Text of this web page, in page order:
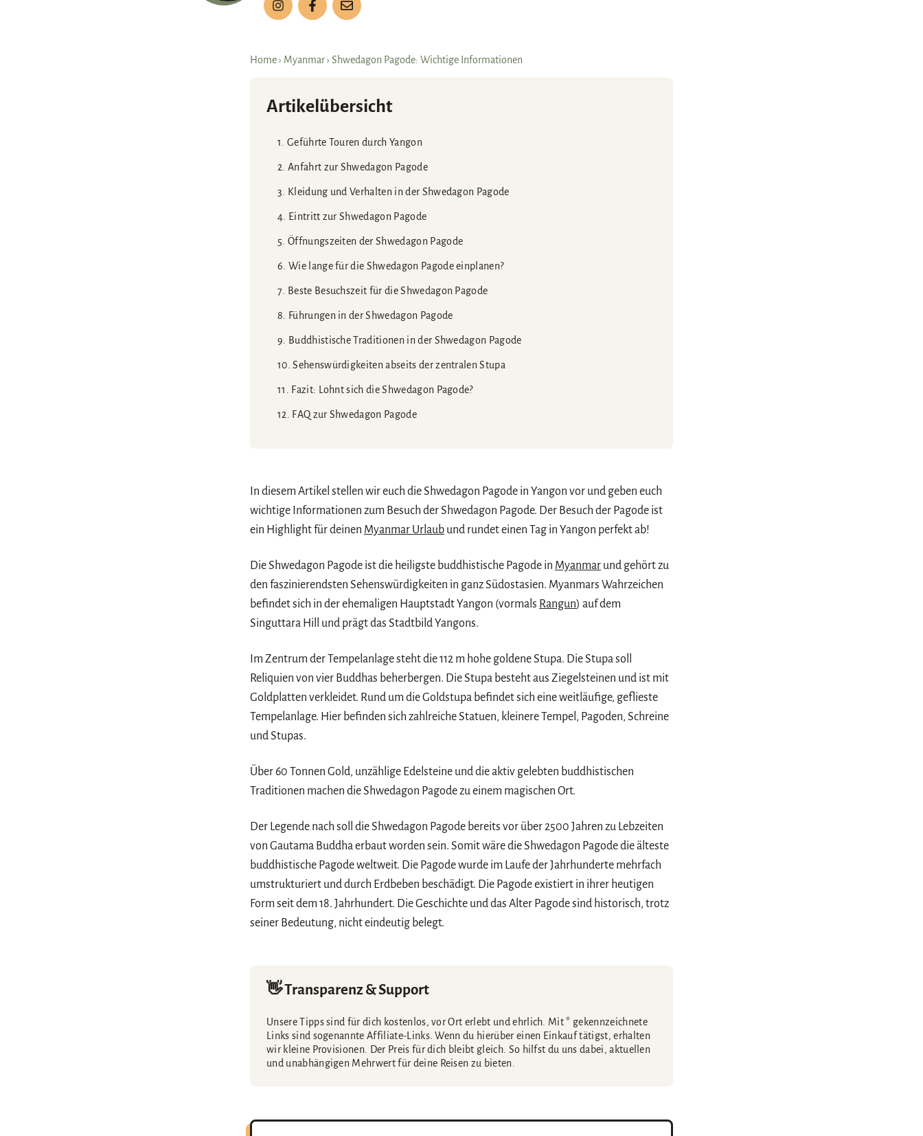
Home› Myanmar› Shwedagon Pagode: Wichtige Informationen
Artikelübersicht
Geführte Touren durch Yangon
Anfahrt zur Shwedagon Pagode
Kleidung und Verhalten in der Shwedagon Pagode
Eintritt zur Shwedagon Pagode
Öffnungszeiten der Shwedagon Pagode
Wie lange für die Shwedagon Pagode einplanen?
Beste Besuchszeit für die Shwedagon Pagode
Führungen in der Shwedagon Pagode
Buddhistische Traditionen in der Shwedagon Pagode
Sehenswürdigkeiten abseits der zentralen Stupa
Fazit: Lohnt sich die Shwedagon Pagode?
FAQ zur Shwedagon Pagode
In diesem Artikel stellen wir euch die Shwedagon Pagode in Yangon vor und geben euch
wichtige Informationen zum Besuch der Shwedagon Pagode. Der Besuch der Pagode ist
ein Highlight für deinen Myanmar Urlaub und rundet einen Tag in Yangon perfekt ab!
Die Shwedagon Pagode ist die heiligste buddhistische Pagode in Myanmar und gehört zu
den faszinierendsten Sehenswürdigkeiten in ganz Südostasien. Myanmars Wahrzeichen
befindet sich in der ehemaligen Hauptstadt Yangon (vormals Rangun) auf dem
Singuttara Hill und prägt das Stadtbild Yangons.
Im Zentrum der Tempelanlage steht die 112 m hohe goldene Stupa. Die Stupa soll
Reliquien von vier Buddhas beherbergen. Die Stupa besteht aus Ziegelsteinen und ist mit
Goldplatten verkleidet. Rund um die Goldstupa befindet sich eine weitläufige, geflieste
Tempelanlage. Hier befinden sich zahlreiche Statuen, kleinere Tempel, Pagoden, Schreine
und Stupas.
Über 60 Tonnen Gold, unzählige Edelsteine und die aktiv gelebten buddhistischen
Traditionen machen die Shwedagon Pagode zu einem magischen Ort.
Der Legende nach soll die Shwedagon Pagode bereits vor über 2500 Jahren zu Lebzeiten
von Gautama Buddha erbaut worden sein. Somit wäre die Shwedagon Pagode die älteste
buddhistische Pagode weltweit. Die Pagode wurde im Laufe der Jahrhunderte mehrfach
umstrukturiert und durch Erdbeben beschädigt. Die Pagode existiert in ihrer heutigen
Form seit dem 18. Jahrhundert. Die Geschichte und das Alter Pagode sind historisch, trotz
seiner Bedeutung, nicht eindeutig belegt.
👋 Transparenz & Support
Unsere Tipps sind für dich kostenlos, vor Ort erlebt und ehrlich. Mit * gekennzeichnete
Links sind sogenannte Affiliate-Links. Wenn du hierüber einen Einkauf tätigst, erhalten
wir kleine Provisionen. Der Preis für dich bleibt gleich. So hilfst du uns dabei, aktuellen
und unabhängigen Mehrwert für deine Reisen zu bieten.